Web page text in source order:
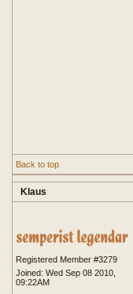
Back to top
Klaus
Registered Member #3279
Joined: Wed Sep 08 2010,
09:22AM